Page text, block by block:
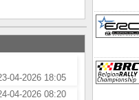
04-2026 18:05
04-2026 08:20